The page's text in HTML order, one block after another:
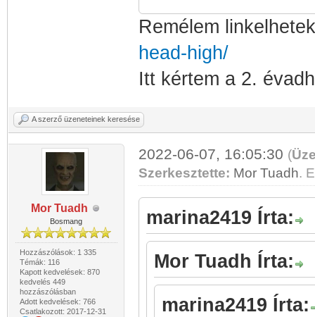
Remélem
head-high/
Itt kértem a 2.
A szerző üzeneteinek keresése
Mor Tuadh
Bosmang
Hozzászólások: 1 335
Témák: 116
Kapott kedvelések: 870
kedvelés 449
hozzászólásban
Adott kedvelések: 766
Csatlakozott: 2017-12-31
2022-06-07, 16:05:30 (
Szerkesztette: Mor Tuadh.
marina2419 Írta:
Mor Tuadh Írta:
marina2419 Írta: